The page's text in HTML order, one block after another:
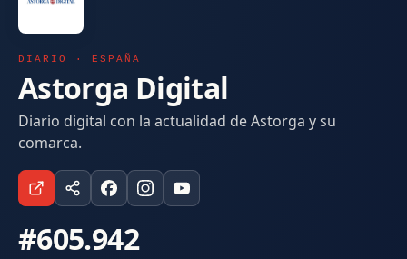
DIARIO · ESPAÑA
Astorga Digital
Diario digital con la actualidad de Astorga y su
comarca.
#605.942